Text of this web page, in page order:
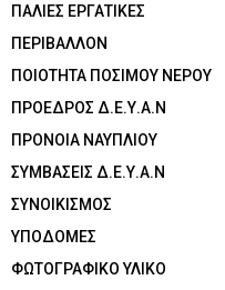
ΠΑΛΙΕΣ ΕΡΓΑΤΙΚΕΣ
ΠΕΡΙΒΑΛΛΟΝ
ΠΟΙΟΤΗΤΑ ΠΟΣΙΜΟΥ ΝΕΡΟΥ
ΠΡΟΕΔΡΟΣ Δ.Ε.Υ.Α.Ν
ΠΡΟΝΟΙΑ ΝΑΥΠΛΙΟΥ
ΣΥΜΒΑΣΕΙΣ Δ.Ε.Υ.Α.Ν
ΣΥΝΟΙΚΙΣΜΟΣ
ΥΠΟΔΟΜΕΣ
ΦΩΤΟΓΡΑΦΙΚΟ ΥΛΙΚΟ